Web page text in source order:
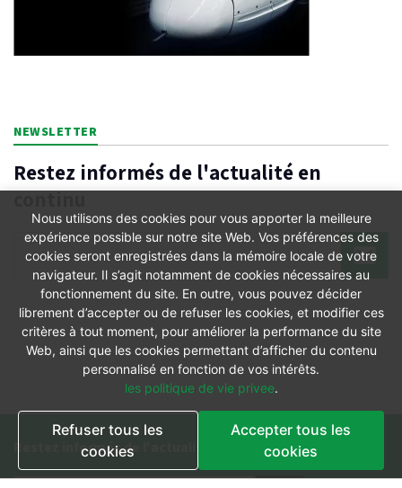
NEWSLETTER
Restez informés de l'actualité en
continu
Restez informés de l'actualité en continu
Nous utilisons des cookies pour vous apporter la meilleure
expérience possible sur notre site Web. Vos préférences des
cookies seront enregistrées dans la mémoire locale de votre
navigateur. Il s’agit notamment de cookies nécessaires au
fonctionnement du site. En outre, vous pouvez décider
librement d’accepter ou de refuser les cookies, et modifier ces
critères à tout moment, pour améliorer la performance du site
Web, ainsi que les cookies permettant d’afficher du contenu
personnalisé en fonction de vos intérêts.
les politique de vie privee.
Refuser tous les
cookies
Accepter tous les
cookies